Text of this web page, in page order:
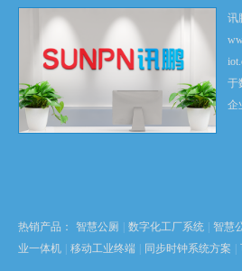
讯
于
企
热销产品： 智慧公厕 数字化工厂系统 智慧
业一体机
移动工业终端 同步时钟系统方案